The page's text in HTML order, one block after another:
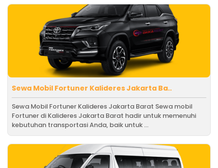
Sewa Mobil Fortuner Kalideres Jakarta Ba..
Sewa Mobil Fortuner Kalideres Jakarta Barat Sewa mobil
Fortuner di Kalideres Jakarta Barat hadir untuk memenuhi
kebutuhan transportasi Anda, baik untuk ...